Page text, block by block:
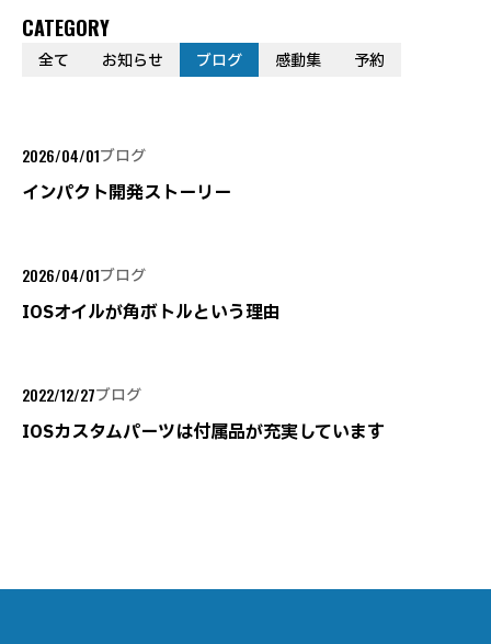
CATEGORY
全て お知らせ ブログ 感動集 予約
2026/04/01ブログ
インパクト開発ストーリー
2026/04/01ブログ
IOSオイルが角ボトルという理由
2022/12/27ブログ
IOSカスタムパーツは付属品が充実しています